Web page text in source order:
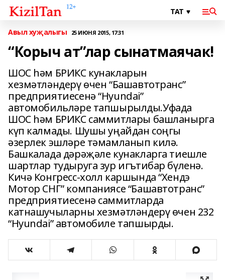
Авыл хуҗалыгы 25 ИЮНЯ 2015, 17:31
“Корыч ат”лар сынатмаячак!
ШОС һәм БРИКС кунакларын
хезмәтләндерү өчен “Башавтотранс”
предприятиесенә “Hyundai”
автомобильләре тапшырылды.Уфада
ШОС һәм БРИКС саммитлары башланырга
күп калмады. Шушы уңайдан соңгы
әзерлек эшләре тәмамланып килә.
Башкалада дәрәҗәле кунакларга тиешле
шартлар тудыруга зур игътибар бүленә.
Кичә Конгресс-холл каршында “Хендэ
Мотор СНГ” компаниясе “Башавтотранс”
предприятиесенә саммитларда
катнашучыларны хезмәтләндерү өчен 232
“Hyundai” автомобиле тапшырды.